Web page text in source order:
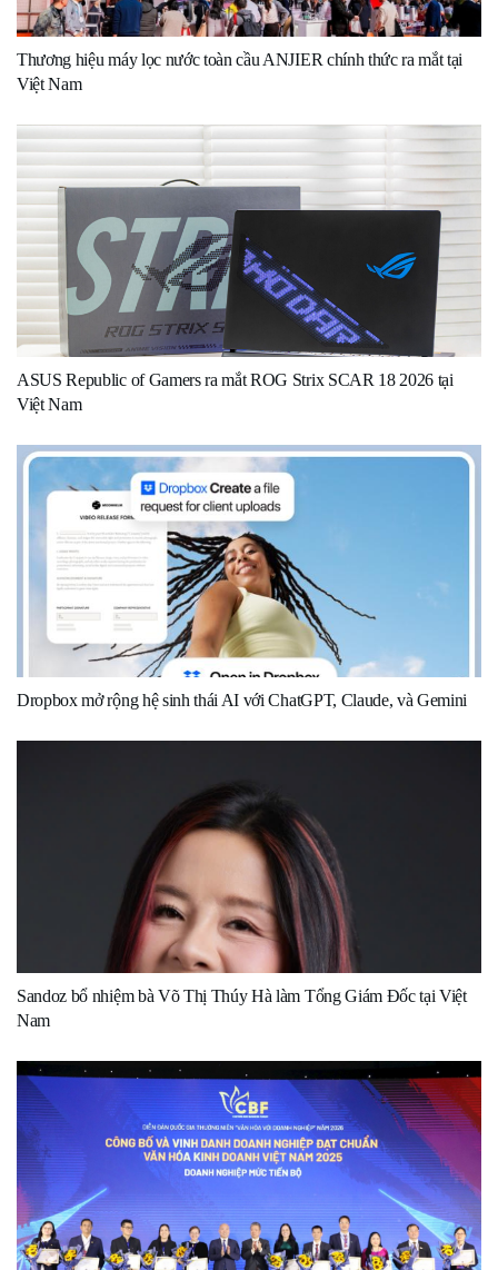
Thương hiệu máy lọc nước toàn cầu ANJIER chính thức ra mắt tại
Việt Nam
ASUS Republic of Gamers ra mắt ROG Strix SCAR 18 2026 tại
Việt Nam
Dropbox mở rộng hệ sinh thái AI với ChatGPT, Claude, và Gemini
Sandoz bổ nhiệm bà Võ Thị Thúy Hà làm Tổng Giám Đốc tại Việt
Nam